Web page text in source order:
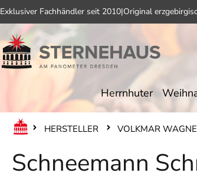
Hauptinhalt springen
Zur Suche springen
Zur Hauptnavigation springen
Exklusiver Fachhändler seit 2010|Original
Herrnhuter
HERSTELLER VOLKMAR
Schneemann